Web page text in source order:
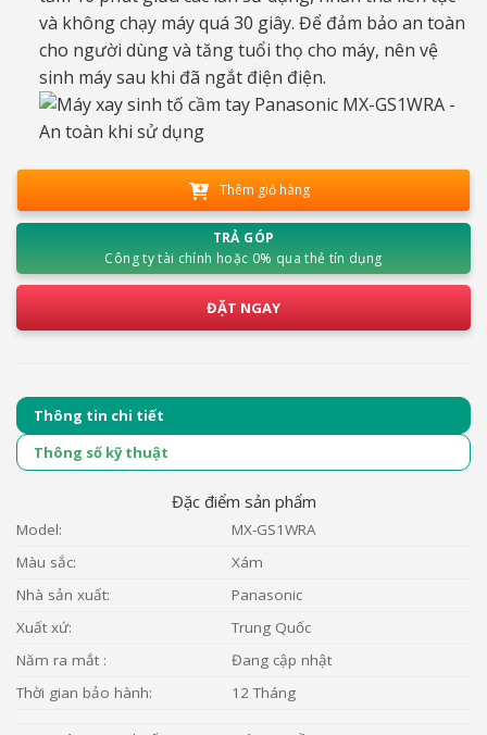
và không chạy máy quá 30 giây. Để đảm bảo an toàn
cho người dùng và tăng tuổi thọ cho máy, nên vệ
sinh máy sau khi đã ngắt điện điện.
Thêm giỏ hàng
TRẢ GÓP
Công ty tài chính hoặc 0% qua thẻ tín dụng
ĐẶT NGAY
Thông tin chi tiết
Thông số kỹ thuật
Đặc điểm sản phẩm
Model:
MX-GS1WRA
Màu sắc:
Xám
Nhà sản xuất:
Panasonic
Xuất xứ:
Trung Quốc
Năm ra mắt :
Đang cập nhật
Thời gian bảo hành:
12 Tháng